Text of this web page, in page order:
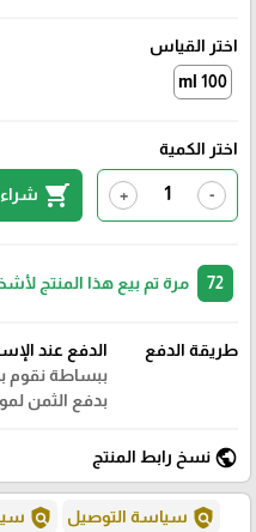
اختر القياس
100 ml
اختر الكمية
-
+
shopping_cart شراء
مرة تم بيع هذا المنتج
طريقة الدفع
الدفع عند
ببساطة نقوم
بدفع الثمن
public نسخ رابط المنتج
policy سياسة التوصيل policy